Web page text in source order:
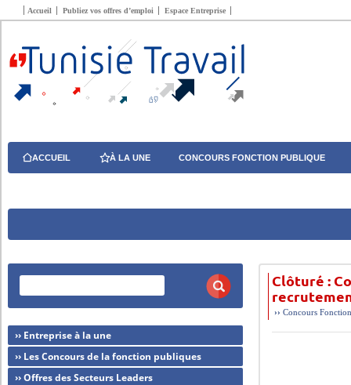
Accueil Publiez vos offres d’emploi Espace Entreprise
ACCUEIL À LA UNE CONCOURS FONCTION PUBLIQUE
Clôturé :
››Concours
›› Entreprise à la une
›› Les Concours de la fonction publiques
›› Offres des Secteurs Leaders